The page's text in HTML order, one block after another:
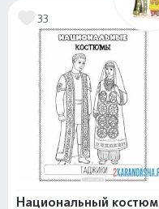
33
Национальный костюм